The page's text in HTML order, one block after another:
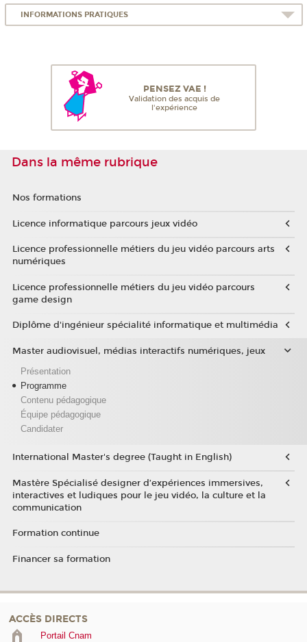
INFORMATIONS PRATIQUES
PENSEZ VAE !
Validation des acquis de
l'expérience
Dans la même rubrique
Nos formations
Licence informatique parcours jeux vidéo
Licence professionnelle métiers du jeu vidéo parcours arts
numériques
Licence professionnelle métiers du jeu vidéo parcours
game design
Diplôme d'ingénieur spécialité informatique et multimédia
Master audiovisuel, médias interactifs numériques, jeux
Présentation
Programme
Contenu pédagogique
Équipe pédagogique
Candidater
International Master's degree (Taught in English)
Mastère Spécialisé designer d’expériences immersives,
interactives et ludiques pour le jeu vidéo, la culture et la
communication
Formation continue
Financer sa formation
ACCÈS DIRECTS
Portail Cnam